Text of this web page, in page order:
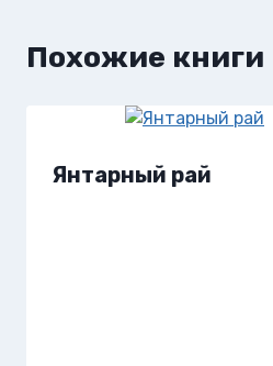
Похожие книги
Янтарный рай